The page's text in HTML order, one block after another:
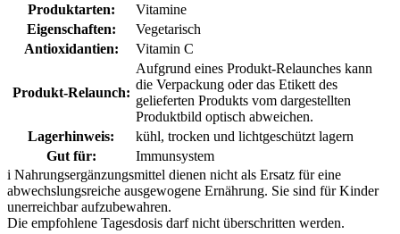
Produktarten:
Vitamine
Eigenschaften:
Vegetarisch
Antioxidantien:
Vitamin C
Produkt-Relaunch:
Aufgrund eines Produkt-Relaunches kann
die Verpackung oder das Etikett des
gelieferten Produkts vom dargestellten
Produktbild optisch abweichen.
Lagerhinweis:
kühl, trocken und lichtgeschützt lagern
Gut für:
Immunsystem
i Nahrungsergänzungsmittel dienen nicht als Ersatz für eine
abwechslungsreiche ausgewogene Ernährung. Sie sind für Kinder
unerreichbar aufzubewahren.
Die empfohlene Tagesdosis darf nicht überschritten werden.